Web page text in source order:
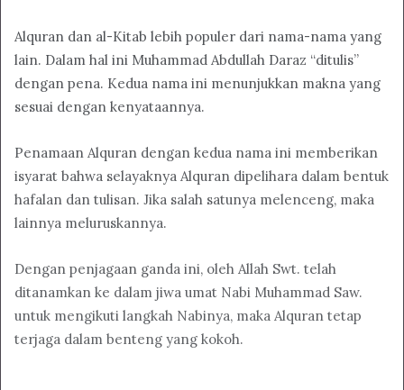
Alquran dan al-Kitab lebih populer dari nama-nama yang
lain. Dalam hal ini Muhammad Abdullah Daraz “ditulis”
dengan pena. Kedua nama ini menunjukkan makna yang
sesuai dengan kenyataannya.
Penamaan Alquran dengan kedua nama ini memberikan
isyarat bahwa selayaknya Alquran dipelihara dalam bentuk
hafalan dan tulisan. Jika salah satunya melenceng, maka
lainnya meluruskannya.
Dengan penjagaan ganda ini, oleh Allah Swt. telah
ditanamkan ke dalam jiwa umat Nabi Muhammad Saw.
untuk mengikuti langkah Nabinya, maka Alquran tetap
terjaga dalam benteng yang kokoh.